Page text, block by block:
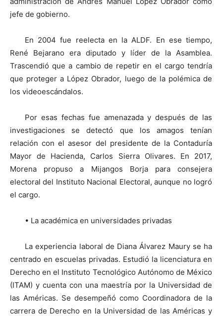
jefe de gobierno.
En 2004 fue reelecta en la ALDF. En ese tiempo,
René Bejarano era diputado y líder de la Asamblea.
Trascendió que a cambio de repetir en el cargo tendría
que proteger a López Obrador, luego de la polémica de
los videoescándalos.
Por esas fechas fue amenazada y después de las
investigaciones se detectó que los amagos tenían
relación con el asesor del presidente de la Contaduría
Mayor de Hacienda, Carlos Sierra Olivares. En 2017,
Morena propuso a Mijangos Borja para consejera
electoral del Instituto Nacional Electoral, aunque no logró
el cargo.
• La académica en universidades privadas
La experiencia laboral de Diana Álvarez Maury se ha
centrado en escuelas privadas. Estudió la licenciatura en
Derecho en el Instituto Tecnológico Autónomo de México
(ITAM) y cuenta con una maestría por la Universidad de
las Américas. Se desempeñó como Coordinadora de la
carrera de Derecho en la Universidad de las Américas y